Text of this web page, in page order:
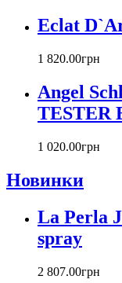
Carla Fracci
Carolina Herrera
Cartier
Chanel
Chevignon
Chopard
Christian Dior
Christina Aguilera
Cindy Crawford
Eclat
1 820.00грн
Angel
TESTER
1 020.00грн
Новинки
La Perla
spray
2 807.00грн